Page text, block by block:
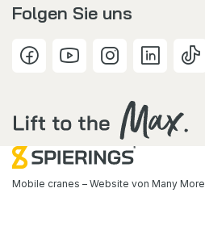
Folgen Sie uns
Mobile cranes – Website von Many More